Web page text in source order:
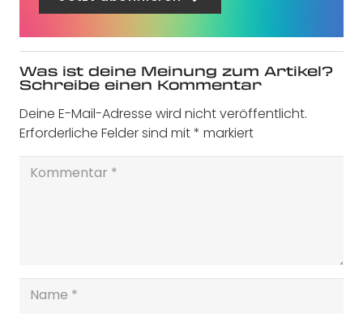
Was ist deine Meinung zum Artikel?
Schreibe einen Kommentar
Deine E-Mail-Adresse wird nicht veröffentlicht.
Erforderliche Felder sind mit* markiert